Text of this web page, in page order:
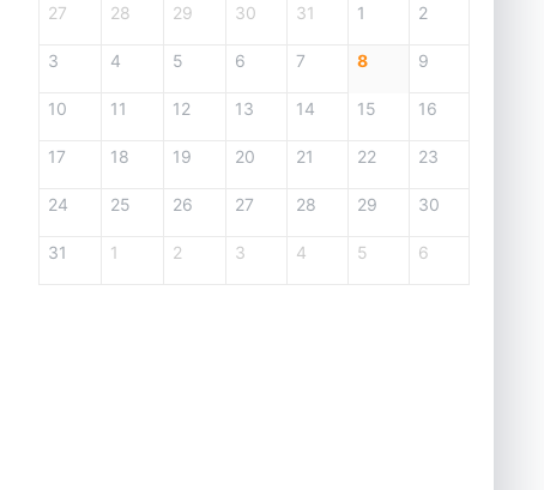
27 28 29 30 31 1 2
3 4 5 6 7 8 9
10 11 12 13 14 15 16
17 18 19 20 21 22 23
24 25 26 27 28 29 30
31 1 2 3 4 5 6